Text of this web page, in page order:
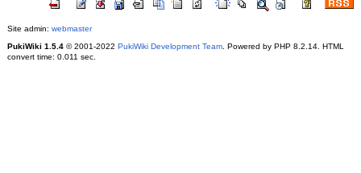
Site admin: webmaster
PukiWiki 1.5.4© 2001-2022 PukiWiki Development Team. Powered by PHP 8.2.14. HTML
convert time: 0.011 sec.